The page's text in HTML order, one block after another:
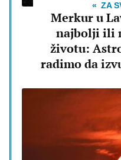
ZA
Merkur u
najbolji ili
životu:
radimo da